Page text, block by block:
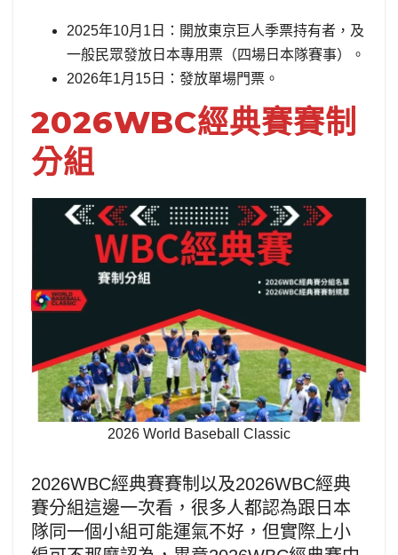
2025年10月1日：開放東京巨人季票持有者，及
一般民眾發放日本專用票（四場日本隊賽事）。
2026年1月15日：發放單場門票。
2026WBC經典賽賽制
分組
2026 World Baseball Classic
2026WBC經典賽賽制以及2026WBC經典
賽分組這邊一次看，很多人都認為跟日本
隊同一個小組可能運氣不好，但實際上小